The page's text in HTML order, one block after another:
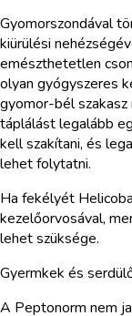
Gyomorszondával
kiürülési
emészthetetlen
olyan gyógyszeres
gyomor-bél
táplálást legalább
kell szakítani, és
lehet folytatni.
Ha fekélyét
kezelőorvosával,
lehet szüksége.
Gyermkek és
A Peptonorm nem